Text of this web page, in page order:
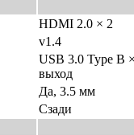
HDMI 2.0 × 2
v1.4
USB 3.0 Type B
выход
Да, 3.5 мм
Сзади